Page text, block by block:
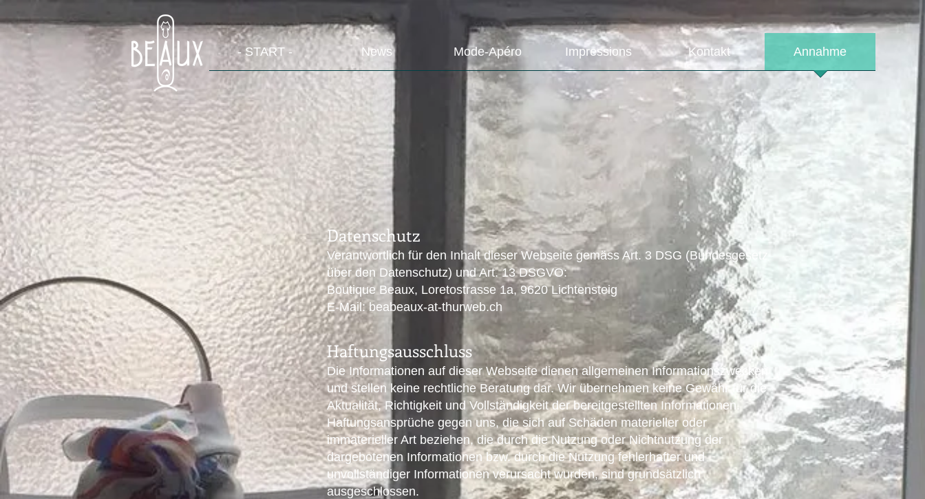
- START - News Mode-Apéro Impressions Kontakt Annahme
Datenschutz
Verantwortlich für den Inhalt dieser Webseite gemäss Art. 3 DSG (Bundesgesetz
über den Datenschutz) und Art. 13 DSGVO:
Boutique Beaux, Loretostrasse 1a, 9620 Lichtensteig
E-Mail: beabeaux-at-thurweb.ch
Haftungsausschluss
Die Informationen auf dieser Webseite dienen allgemeinen Informationszwecken
und stellen keine rechtliche Beratung dar. Wir übernehmen keine Gewähr für die
Aktualität, Richtigkeit und Vollständigkeit der bereitgestellten Informationen.
Haftungsansprüche gegen uns, die sich auf Schäden materieller oder
immaterieller Art beziehen, die durch die Nutzung oder Nichtnutzung der
dargebotenen Informationen bzw. durch die Nutzung fehlerhafter und
unvollständiger Informationen verursacht wurden, sind grundsätzlich
ausgeschlossen.